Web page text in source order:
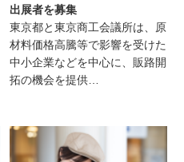
出展者を募集
東京都と東京商工会議所は、原
材料価格高騰等で影響を受けた
中小企業などを中心に、販路開
拓の機会を提供…